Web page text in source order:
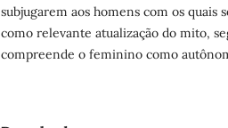
subjugarem aos homens com os quais
como relevante atualização do mito,
compreende o feminino como